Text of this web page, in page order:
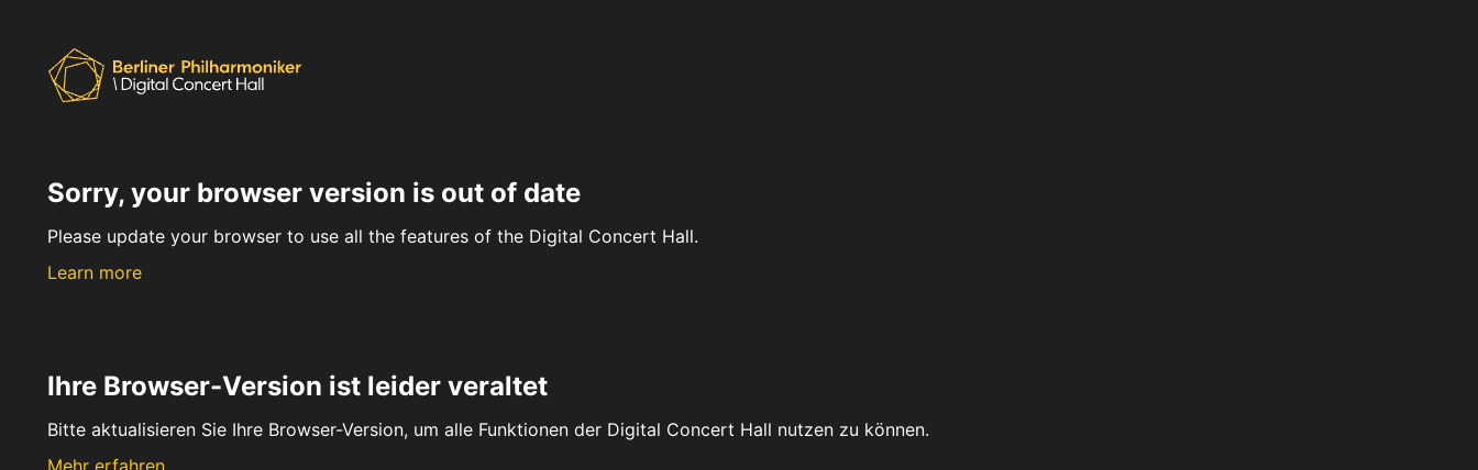
Sorry, your browser version is out of date
Please update your browser to use all the features of the Digital Concert Hall.
Learn more
Ihre Browser-Version ist leider veraltet
Bitte aktualisieren Sie Ihre Browser-Version, um alle Funktionen der Digital Concert Hall nutzen zu können.
Mehr erfahren